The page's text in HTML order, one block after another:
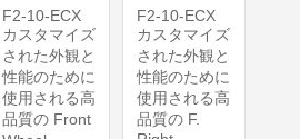
F2-10-ECX
カスタマイズ
された外観と
性能のために
使用される高
品質の Front
F2-10-ECX
カスタマイズ
された外観と
性能のために
使用される高
品質の F.